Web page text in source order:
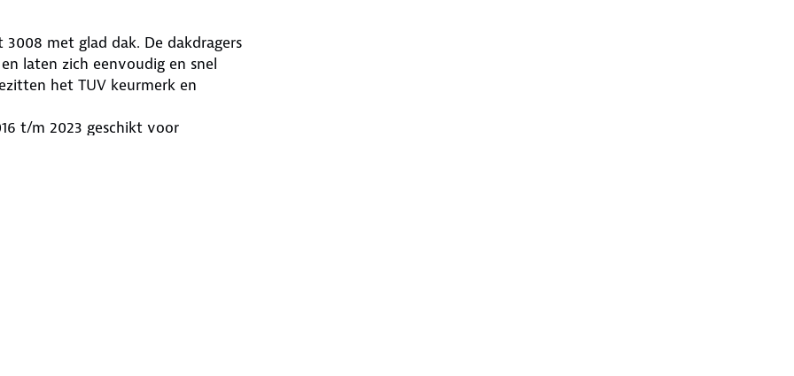
met glad dak. De dakdragers
laten zich eenvoudig en snel
het TUV keurmerk en
t/m 2023 geschikt voor
te nemen, je kunt hierop heel
een maximaal draagvermogen
Easy One EVO dakdragers
2016 t/m 2023